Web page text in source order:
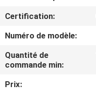
NOUS
VISITE
DE
Certification:
Numéro de modèle:
Quantité de
commande min:
Prix: